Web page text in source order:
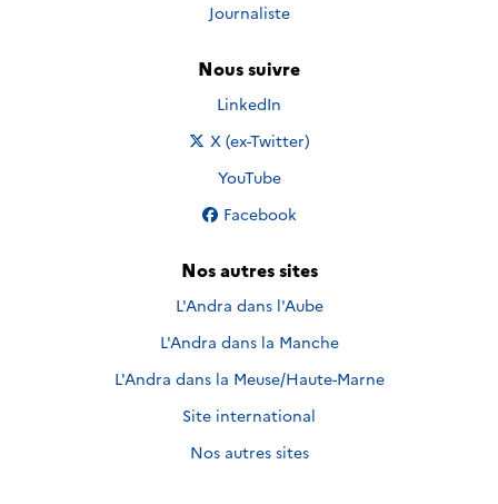
Journaliste
Nous suivre
Nous suivre sur
LinkedIn
Nous suivre sur
X (ex-Twitter)
Nous suivre sur
YouTube
Nous suivre sur
Facebook
Nos autres sites
L'Andra dans l'Aube
L'Andra dans la Manche
L'Andra dans la Meuse/Haute-Marne
Site international
Nos autres sites